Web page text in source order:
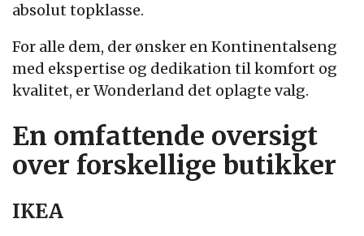
absolut topklasse.
For alle dem, der ønsker en Kontinentalseng
med ekspertise og dedikation til komfort og
kvalitet, er Wonderland det oplagte valg.
En omfattende oversigt
over forskellige butikker
IKEA